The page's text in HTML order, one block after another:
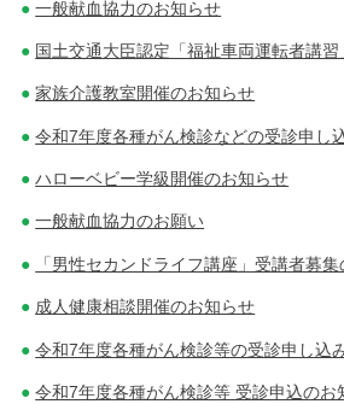
一般献血協力のお知らせ
国土交通大臣認定「福祉車両運転者講
家族介護教室開催のお知らせ
令和7年度各種がん検診などの受診申し
ハローベビー学級開催のお知らせ
一般献血協力のお願い
「男性セカンドライフ講座」受講者募
成人健康相談開催のお知らせ
令和7年度各種がん検診等の受診申し込
令和7年度各種がん検診等 受診申込のお